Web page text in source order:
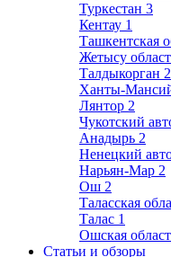
Туркестан 3
Кентау 1
Ташкентская
Жетысу
Талдыкорган 2
Ханты-
Лянтор 2
Чукотский
Анадырь 2
Ненецкий
Нарьян-Мар 2
Ош 2
Таласская
Талас 1
Ошская
Статьи и обзоры